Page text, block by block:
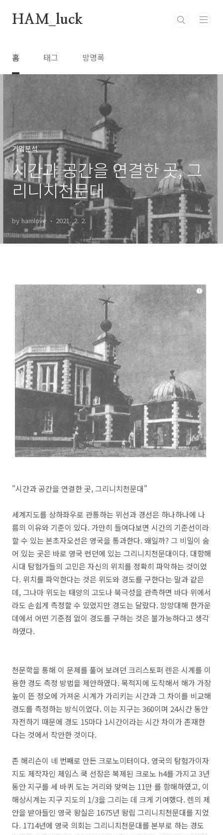
HAM_luck
홈 태그 방명록
기업분석
시간과 공간을 연결한 곳, 그
리니치천문대
by hamlove 2021. 2. 2.
"시간과 공간을 연결한 곳, 그리니치천문대"
세계지도를 상하좌우로 관통하는 위선과 경선은 하나하나에 나
름의 이유와 기준이 있다. 가만히 들여다보면 시간의 기준선이라
할 수 있는 본초자오선은 영국을 통과한다. 왜일까? 그 비밀이 숨
어 있는 곳은 바로 영국 런던에 있는 그리니치천문대이다. 대항해
시대 탐험가들의 고민은 자신의 위치를 정확히 파악하는 것이었
다. 위치를 파악한다는 것은 위도와 경도를 구한다는 말과 같은
데, 그나마 위도는 태양의 고도나 북극성을 관측하면 바다 위에서
라도 손쉽게 측정할 수 있었지만 경도는 달랐다. 망망대해 한가운
데에서 어떤 기준점 없이 경도를 구하는 것은 불가능하다고 생각
하였다.
천문학을 통해 이 문제를 풀어 보려던 크리스토퍼 렌은 시계를 이
용한 경도 측정 방법을 제안하였다. 목적지에 도착해서 해가 가장
높이 뜬 정오에 가져온 시계가 가리키는 시간과 그 차이를 비교해
경도를 측정하는 방식이었다. 이는 지구는 360이며 24시간 동안
자전하기 때문에 경도 15마다 1시간이라는 시간 차이가 존재한
다는 것에서 착안한 것이다.
존 해리슨이 네 번째로 만든 크로노미터이다. 영국의 탐험가이자
지도 제작자인 제임스 쿡 선장은 복제된 크로노 h4를 가지고 3년
동안 지구를 세 바퀴 도는 거리와 맞먹는 11만 를 항해하였고, 이
해상시계는 지구 지도의 1/3을 그리는 데 크게 기여했다. 렌의 제
안을 받아들인 영국 왕실은 1675년 왕립 그리니치천문대를 지었
다. 1714년에 영국 의회는 그리니치천문대를 본부로 하는 경도